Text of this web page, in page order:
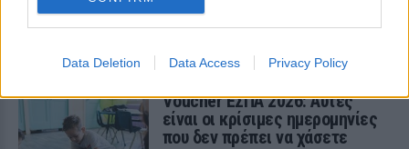
Data Deletion Data Access Privacy Policy
Το οπτικό υλικό αποτυπώνει τις
δραματικές στιγμές του αποκλεισμού και
περιοχής, καθώς οι φλόγες πλησίαζαν
επικίνδυνα
Voucher ΕΣΠΑ 2026: Αυτές
είναι οι κρίσιμες ημερομηνίες
που δεν πρέπει να χάσετε